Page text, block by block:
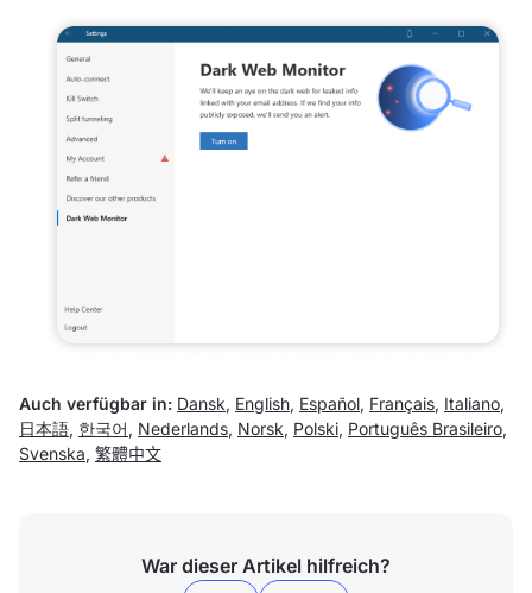
Auch verfügbar in: Dansk, English, Español, Français, Italiano,
日本語, 한국어 , Nederlands, Norsk, Polski, Português Brasileiro,
Svenska, 繁體中文
War dieser Artikel hilfreich?